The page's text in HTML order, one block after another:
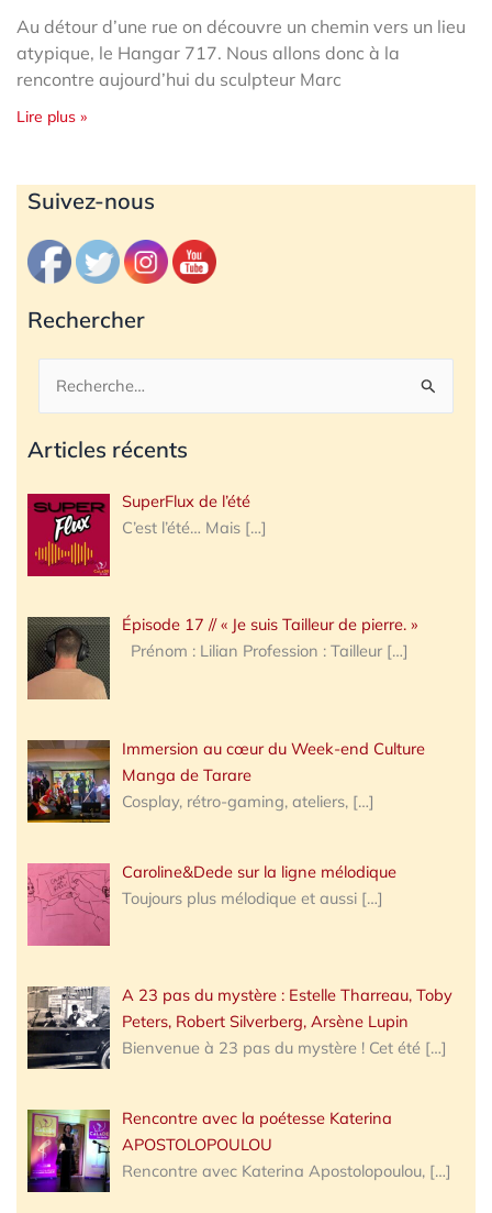
Au détour d’une rue on découvre un chemin vers un lieu
atypique, le Hangar 717. Nous allons donc à la
rencontre aujourd’hui du sculpteur Marc
Lire plus »
Suivez-nous
Rechercher
Rechercher :
Articles récents
SuperFlux de l’été
C’est l’été… Mais […]
Épisode 17 // « Je suis Tailleur de pierre. »
Prénom : Lilian Profession : Tailleur […]
Immersion au cœur du Week-end Culture
Manga de Tarare
Cosplay, rétro-gaming, ateliers, […]
Caroline&Dede sur la ligne mélodique
Toujours plus mélodique et aussi […]
A 23 pas du mystère : Estelle Tharreau, Toby
Peters, Robert Silverberg, Arsène Lupin
Bienvenue à 23 pas du mystère ! Cet été […]
Rencontre avec la poétesse Katerina
APOSTOLOPOULOU
Rencontre avec Katerina Apostolopoulou, […]
Archives